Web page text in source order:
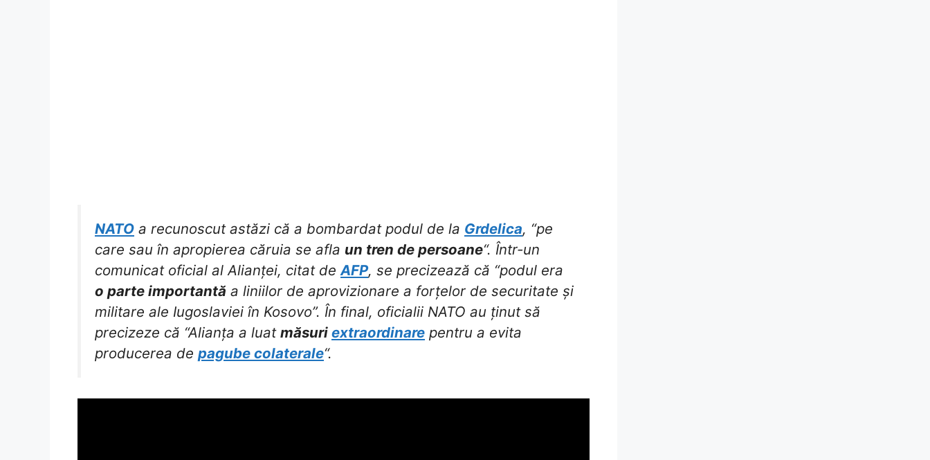
NATO a recunoscut astăzi că a bombardat podul de la Grdelica, “pe
care sau în apropierea căruia se afla un tren de persoane“. Într-un
comunicat oficial al Alianței, citat de AFP, se precizează că “podul era
o parte importantă a liniilor de aprovizionare a forțelor de securitate și
militare ale Iugoslaviei în Kosovo”. În final, oficialii NATO au ținut să
precizeze că “Alianța a luat măsuri extraordinare pentru a evita
producerea de pagube colaterale“.